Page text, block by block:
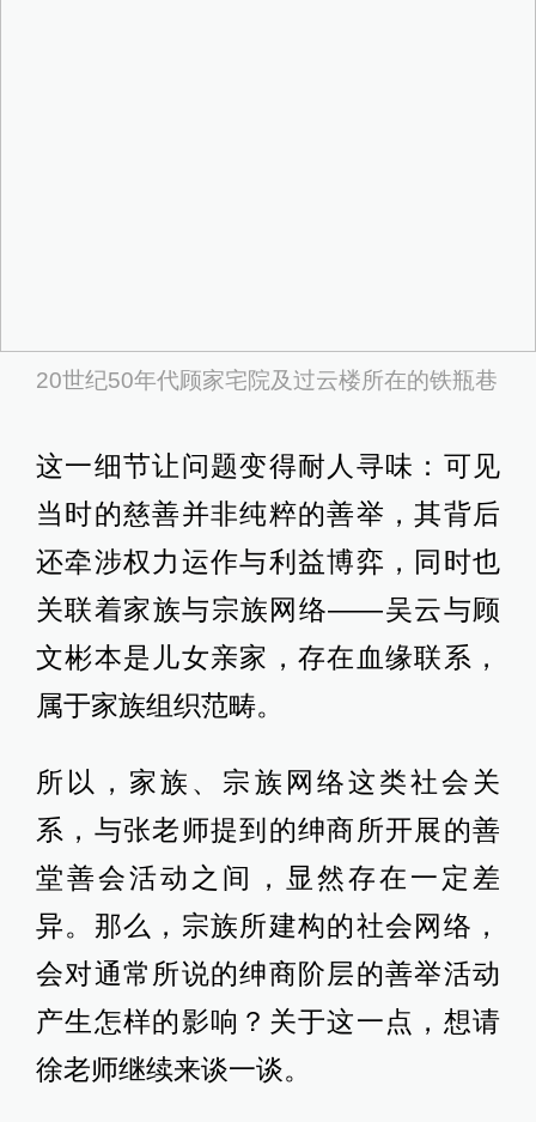
20世纪50年代顾家宅院及过云楼所在的铁瓶巷
这一细节让问题变得耐人寻味：可见
当时的慈善并非纯粹的善举，其背后
还牵涉权力运作与利益博弈，同时也
关联着家族与宗族网络——吴云与顾
文彬本是儿女亲家，存在血缘联系，
属于家族组织范畴。
所以，家族、宗族网络这类社会关
系，与张老师提到的绅商所开展的善
堂善会活动之间，显然存在一定差
异。那么，宗族所建构的社会网络，
会对通常所说的绅商阶层的善举活动
产生怎样的影响？关于这一点，想请
徐老师继续来谈一谈。